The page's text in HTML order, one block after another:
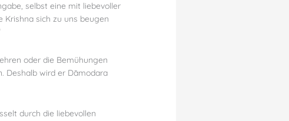
selbst eine mit liebevoller
sich zu uns beugen
oder die Bemühungen
Deshalb wird er Dāmodara
durch die liebevollen